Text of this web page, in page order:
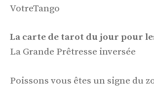
VotreTango
La carte de tarot du jour pour
La Grande Prêtresse inversée
Poissons vous êtes un signe du